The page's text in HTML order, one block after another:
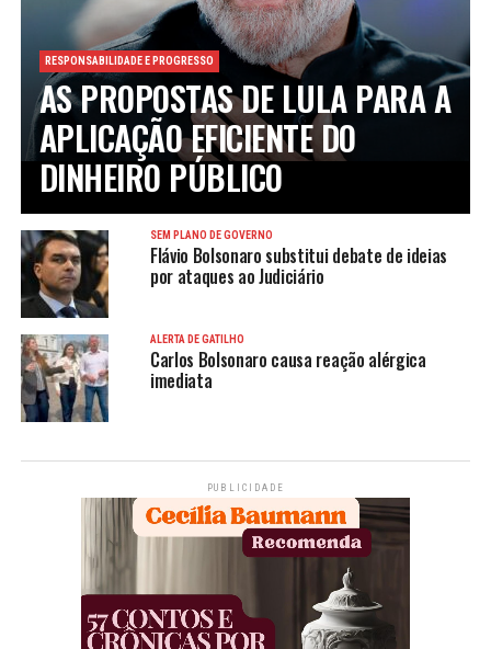
RESPONSABILIDADE E PROGRESSO
AS PROPOSTAS DE LULA PARA A
APLICAÇÃO EFICIENTE DO
DINHEIRO PÚBLICO
SEM PLANO DE GOVERNO
Flávio Bolsonaro substitui debate de ideias
por ataques ao Judiciário
ALERTA DE GATILHO
Carlos Bolsonaro causa reação alérgica
imediata
PUBLICIDADE